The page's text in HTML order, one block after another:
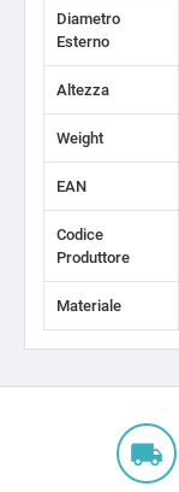
Diametro
Esterno
Altezza
Weight
EAN
Codice
Produttore
Materiale
local_shipping